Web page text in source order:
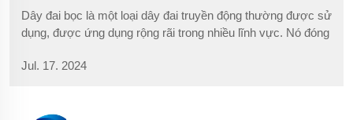
Dây đai bọc là một loại dây đai truyền động thường được sử
dụng, được ứng dụng rộng rãi trong nhiều lĩnh vực. Nó đóng
vượt trội và hiệu quả truyền động đáng tin cậy. Hôm nay,
Jul. 17. 2024